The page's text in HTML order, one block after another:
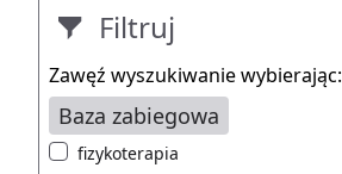
Filtruj
Zawęź wyszukiwanie wybierając:
Baza zabiegowa
fizykoterapia